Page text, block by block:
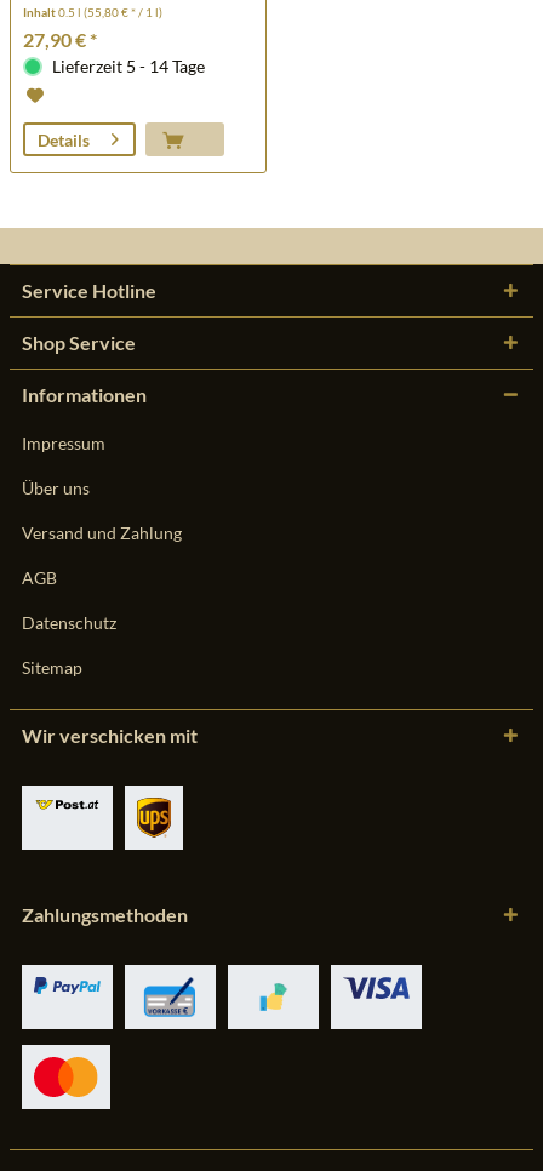
Inhalt0.5 l(55,80 € * / 1 l)
27,90 € *
Lieferzeit 5 - 14 Tage
Details
Service Hotline
Shop Service
Informationen
Impressum
Über uns
Versand und Zahlung
AGB
Datenschutz
Sitemap
Wir verschicken mit
Zahlungsmethoden